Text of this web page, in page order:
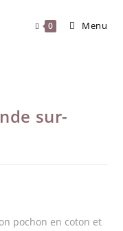
0 Menu
sur-
pochon en coton et